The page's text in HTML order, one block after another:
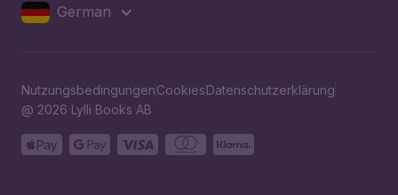
German
NutzungsbedingungenCookiesDatenschutzerklärung
@ 2026 Lylli Books AB